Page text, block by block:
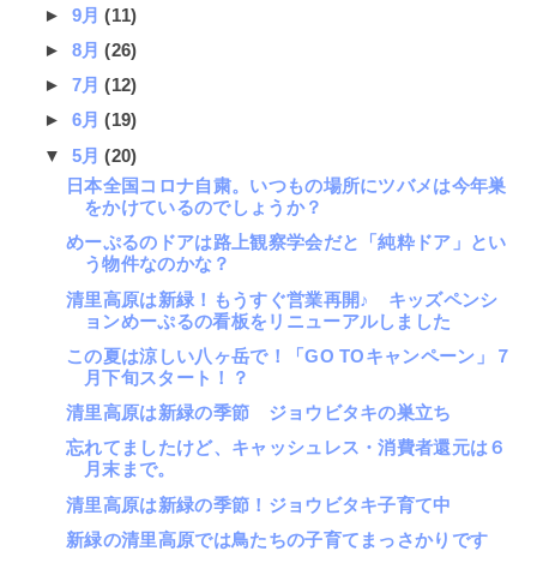
► 9月(11)
► 8月(26)
► 7月(12)
► 6月(19)
▼ 5月(20)
日本全国コロナ自粛。いつもの場所にツバメは今年巣
をかけているのでしょうか？
めーぷるのドアは路上観察学会だと「純粋ドア」とい
う物件なのかな？
清里高原は新緑！もうすぐ営業再開♪ キッズペンシ
ョンめーぷるの看板をリニューアルしました
この夏は涼しい八ヶ岳で！「GO TOキャンペーン」７
月下旬スタート！？
清里高原は新緑の季節 ジョウビタキの巣立ち
忘れてましたけど、キャッシュレス・消費者還元は６
月末まで。
清里高原は新緑の季節！ジョウビタキ子育て中
新緑の清里高原では鳥たちの子育てまっさかりです